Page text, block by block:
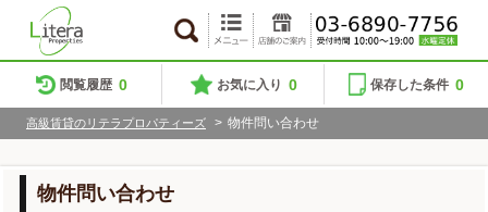
閲覧履歴 0 お気に入り 0 保存した条件 0
高級賃貸のリテラプロパティーズ > 物件問い合わせ
物件問い合わせ